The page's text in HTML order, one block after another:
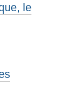
le